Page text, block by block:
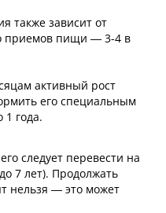
также зависит от
приемов пищи — 3-4 в
активный рост
его специальным
года.
следует перевести на
7 лет). Продолжать
нельзя — это может